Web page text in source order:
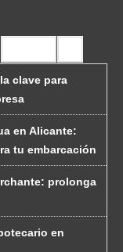
clave para
en Alicante:
tu embarcación
prolonga
en